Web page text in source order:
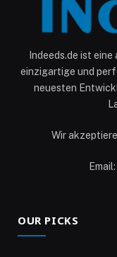
Indeeds.de ist
einzigartige und
neuesten
Wir
OUR PICKS